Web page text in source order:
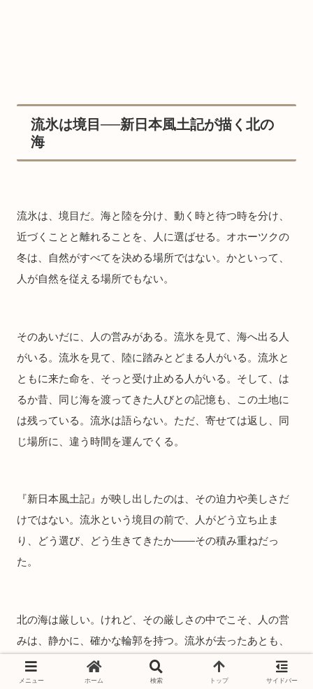
流氷は境目──新日本風土記が描く北の
海
流氷は、境目だ。海と陸を分け、動く時と待つ時を分け、
近づくことと離れることを、人に選ばせる。オホーツクの
冬は、自然がすべてを決める場所ではない。かといって、
人が自然を従える場所でもない。
そのあいだに、人の営みがある。流氷を見て、海へ出る人
がいる。流氷を見て、陸に踏みとどまる人がいる。流氷と
ともに来た命を、そっと受け止める人がいる。そして、は
るか昔、同じ海を渡ってきた人びとの記憶も、この土地に
は残っている。流氷は語らない。ただ、寄せては返し、同
じ場所に、違う時間を運んでくる。
『新日本風土記』が映し出したのは、その迫力や美しさだ
けではない。流氷という境目の前で、人がどう立ち止ま
り、どう選び、どう生きてきたか――その積み重ねだっ
た。
北の海は厳しい。けれど、その厳しさの中でこそ、人の営
みは、静かに、確かな輪郭を持つ。流氷が去ったあとも、
その境目の記憶は、オホーツクの海とともに、残り続けて
いく。
メニュー ホーム 検索 トップ サイドバー